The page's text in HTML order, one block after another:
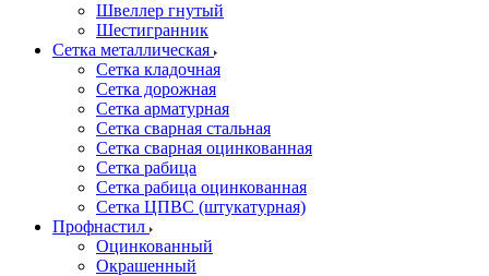
Швеллер гнутый
Шестигранник
Сетка металлическая
Сетка кладочная
Сетка дорожная
Сетка арматурная
Сетка сварная стальная
Сетка сварная оцинкованная
Сетка рабица
Сетка рабица оцинкованная
Сетка ЦПВС (штукатурная)
Профнастил
Оцинкованный
Окрашенный